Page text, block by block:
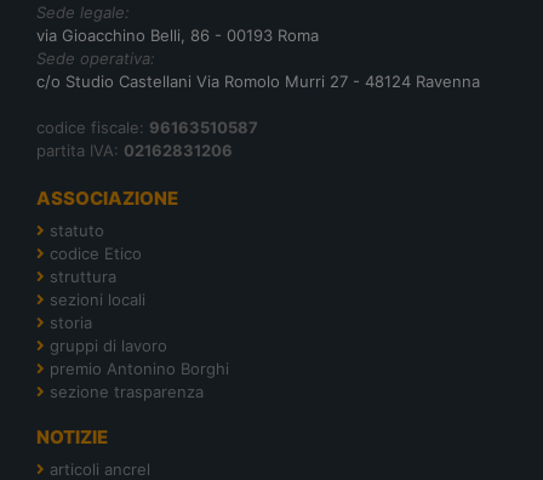
Sede legale:
via Gioacchino Belli, 86 - 00193 Roma
Sede operativa:
c/o Studio Castellani Via Romolo Murri 27 - 48124 Ravenna
codice fiscale: 96163510587
partita IVA: 02162831206
ASSOCIAZIONE
statuto
codice Etico
struttura
sezioni locali
storia
gruppi di lavoro
premio Antonino Borghi
sezione trasparenza
NOTIZIE
articoli ancrel